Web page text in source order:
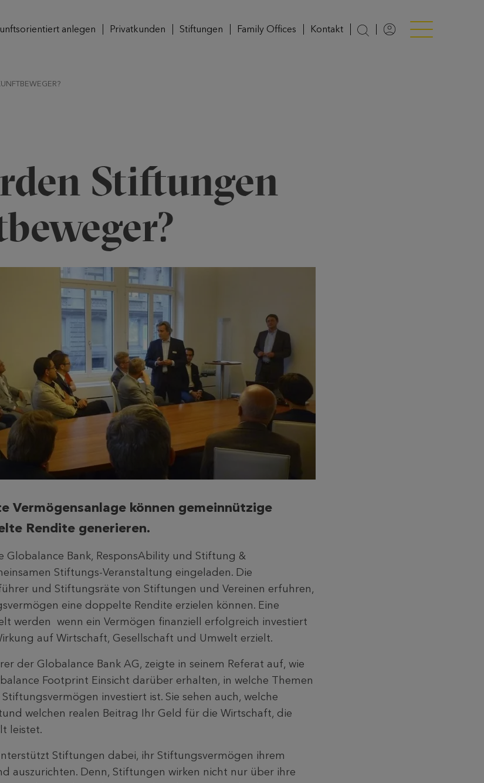
anlegen Privatkunden Stiftungen Family Offices Kontakt
LoginMenü anzeigen/
Stiftungen
Vermögensanlage können gemeinnützige
Rendite generieren.
Globalance Bank, ResponsAbility und Stiftung &
Stiftungs-Veranstaltung eingeladen. Die
und Stiftungsräte von Stiftungen und Vereinen erfuhren,
eine doppelte Rendite erzielen können. Eine
werden wenn ein Vermögen finanziell erfolgreich investiert
auf Wirtschaft, Gesellschaft und Umwelt erzielt.
der Globalance Bank AG, zeigte in seinem Referat auf, wie
Footprint Einsicht darüber erhalten, in welche Themen
investiert ist. Sie sehen auch, welche
welchen realen Beitrag Ihr Geld für die Wirtschaft, die
leistet.
Stiftungen dabei, ihr Stiftungsvermögen ihrem
auszurichten. Denn, Stiftungen wirken nicht nur über ihre